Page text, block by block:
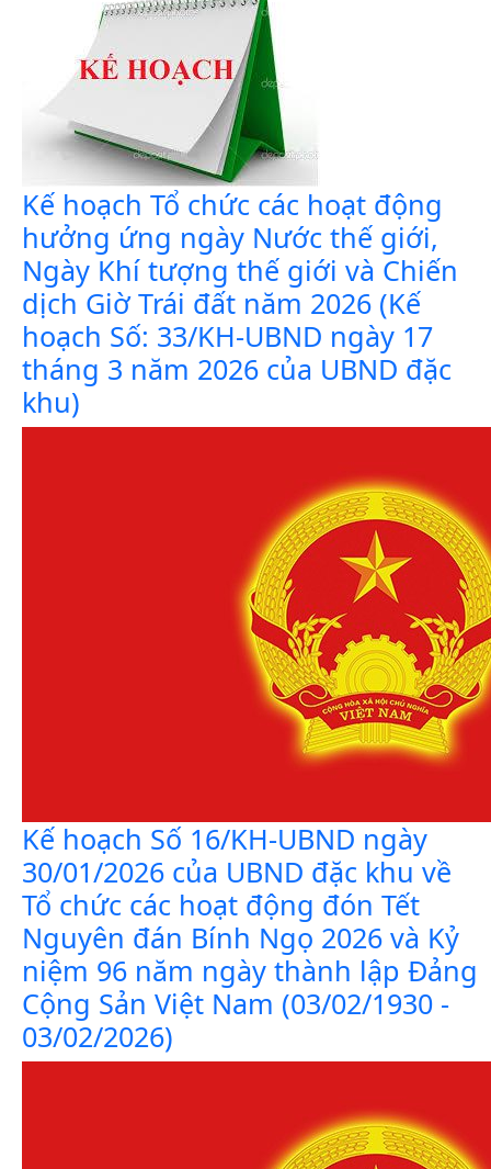
Kế hoạch Tổ chức các hoạt động
hưởng ứng ngày Nước thế giới,
Ngày Khí tượng thế giới và Chiến
dịch Giờ Trái đất năm 2026 (Kế
hoạch Số: 33/KH-UBND ngày 17
tháng 3 năm 2026 của UBND đặc
khu)
Kế hoạch Số 16/KH-UBND ngày
30/01/2026 của UBND đặc khu về
Tổ chức các hoạt động đón Tết
Nguyên đán Bính Ngọ 2026 và Kỷ
niệm 96 năm ngày thành lập Đảng
Cộng Sản Việt Nam (03/02/1930 -
03/02/2026)